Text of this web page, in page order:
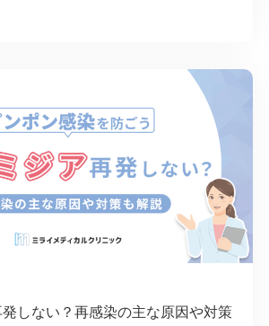
しない？再感染の主な原因や対策